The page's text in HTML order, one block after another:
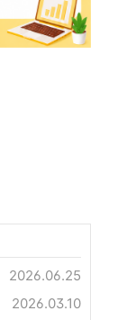
2026.06.25
2026.03.10